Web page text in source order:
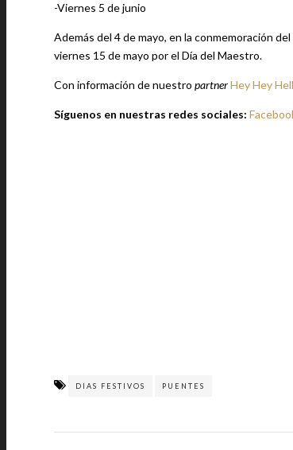
-Viernes 5 de junio
Además del 4 de mayo, en la conmemoración
viernes 15 de mayo por el Día del Maestro.
Con información de nuestro partnerHey Hey
Síguenos en nuestras redes sociales:
DIAS FESTIVOS PUENTES